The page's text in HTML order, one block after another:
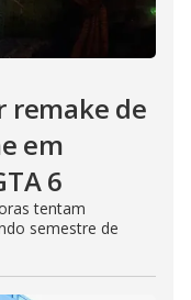
remake de
em
6
tentam
semestre de